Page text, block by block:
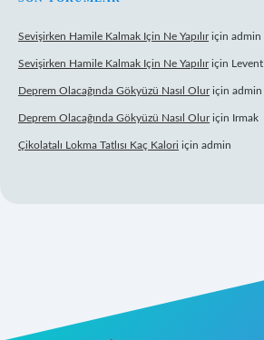
Sevişirken Hamile Kalmak Için Ne Yapılıriçin admin
Sevişirken Hamile Kalmak Için Ne Yapılıriçin Levent
Deprem Olacağında Gökyüzü Nasıl Oluriçin admin
Deprem Olacağında Gökyüzü Nasıl Oluriçin Irmak
Çikolatalı Lokma Tatlısı Kaç Kalori için admin